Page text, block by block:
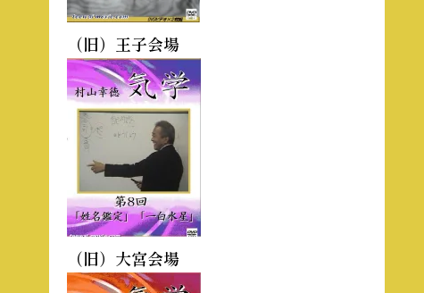
（旧）王子会場
（旧）大宮会場